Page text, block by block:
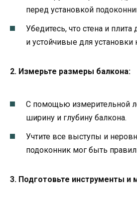
перед установкой
Убедитесь, что стена и
и устойчивые для установки
2. Измерьте размеры балкона:
С помощью измерительной
ширину и глубину балкона.
Учтите все выступы и
подоконник мог быть
3. Подготовьте инструменты и